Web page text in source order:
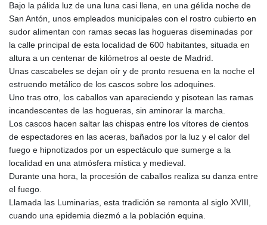
GHS 13.556292
GIP 0.856878
GMD 84.787876
GNF
10128.702886
GTQ 8.79966
GYD 241.274085
HKD 9.049096
HNL 30.910597
HRK 7.53544
HTG 150.790711
HUF 364.519161
IDR
20647.372445
IMP 0.856878
INR 109.834412
Bajo la pálida luz de una luna casi llena, en una gélida noche de
San Antón, unos empleados municipales con el rostro cubierto en
sudor alimentan con ramas secas las hogueras diseminadas por
la calle principal de esta localidad de 600 habitantes, situada en
altura a un centenar de kilómetros al oeste de Madrid.
Unas cascabeles se dejan oír y de pronto resuena en la noche el
estruendo metálico de los cascos sobre los adoquines.
Uno tras otro, los caballos van apareciendo y pisotean las ramas
incandescentes de las hogueras, sin aminorar la marcha.
Los cascos hacen saltar las chispas entre los vítores de cientos
de espectadores en las aceras, bañados por la luz y el calor del
fuego e hipnotizados por un espectáculo que sumerge a la
localidad en una atmósfera mística y medieval.
Durante una hora, la procesión de caballos realiza su danza entre
el fuego.
Llamada las Luminarias, esta tradición se remonta al siglo XVIII,
cuando una epidemia diezmó a la población equina.